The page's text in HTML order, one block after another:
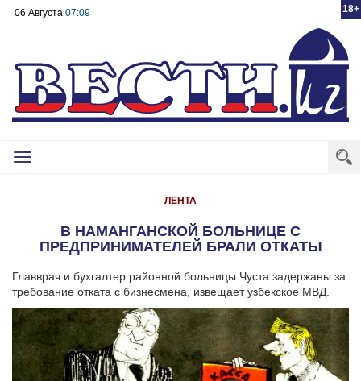
18+
06 Августа 07:09
Toggle
ЛЕНТА
В НАМАНГАНСКОЙ БОЛЬНИЦЕ С
ПРЕДПРИНИМАТЕЛЕЙ БРАЛИ ОТКАТЫ
Главврач и бухгалтер районной больницы Чуста задержаны за
требование отката с бизнесмена, извещает узбекское МВД.